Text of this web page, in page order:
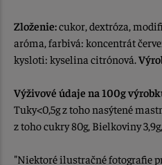
Zloženie:cukor, dextróza,
aróma, farbivá: koncentrát
kysloti: kyselina citrónová.
Výživové údaje na 100g
Tuky<0,5g z toho nasýtené
z toho cukry 80g, Bielkoviny
"Niektoré ilustračné fotografie